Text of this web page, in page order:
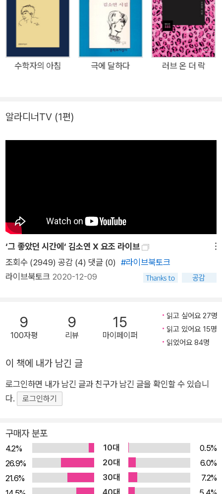
그 간격은 몇십 센티미터가
몇억 광년과 다름이 없다
그래도 수백 년을 더
뿌리에게 뿌리로
'플랜트?' 하고 물으면
있는 데 비하면 비교적 짧은 만 3년의 시간을 총 5부 49편의 시
에 촘촘히 새기고 있는 이번 시집에서, 김소연은 삶이 품은 진실,
이른바 마음이 몰랐거나 마음이 모른 척했던 삶의 연유들을 적실
한 한 마디 한 마디로 노래한다. 슬픔으로 시작되었으나 슬픔으로
끝나지 않는 노래, 때로 사람이 아니기를 원하지만 끝내 사람으로
을 잃어버린 늙은 여가수의 목소리를 움켜쥐노니 부드럽고 미끄
일렁이다 바깥으로 흘러넘치는 노래라고 한다면, 시집 『눈물이라
는 뼈』는 그 마음이 저지른 일을 마음으로 들여다보고 이해해가
는 과정을 그리는 데 전력을 다하고 있다. 이는 “별이 유독 뾰족
해지는 밤”(「위로」)과 “귀가 백만 개의 잎사귀로 태어나는 새
벽”(「침묵 바이러스」)에 깨어 있는 이 시인에게만 허락된 특별한
대한 고요”(「한 개의 여름을 위하여」) 속에서 말의 무력함을 깨닫
고 침묵을 택한 시인은, 뜨거운 신열을 앓는 중에도 세상을 향해
온몸의 감각을 깨워놓고 “위로합니다 긴 밤을 꼬박 앉아서”(「그
럼 쓰디쓴 고백들”(「폭설의 이유」)에 금방이라도 찢길 듯 활짝 열
리고, “밤새 흘러내린 눈물로 마당이 파이기 시작하면, 바람은 사
라지고, 새로운 돌부리들이 죽순처럼 쑥쑥 마당을 뚫고 올
의 내력과 “죽일 수도 때릴 수도 없었던/당신의 열렬함과 통
증”(「명왕성으로」)에 공명하게 된다. 이렇게 김소연의 시/시인은
“타인의 상처”와 놀면서(「유리 이마」) 한껏 장단을 맞추다가도
“몸 가누기 고달픈 어떤 때에/실컷 좀 울어볼까 한다”(「너무 늦지
수학자의 아침 극에 달하다 러브 온 더 락
알라디너TV (1편)
‘그 좋았던 시간에‘ 김소연 X 요조 라이브
조회수 (2949) 공감 (4) 댓글 (0) #라이브북토크
라이브북토크 2020-12-09
9
100자평
9
리뷰
15
마이페이퍼
읽고 싶어요 27명
읽고 있어요 15명
읽었어요 84명
이 책에 내가 남긴 글
로그인하면 내가 남긴 글과 친구가 남긴 글을 확인할 수 있습니
다.
로그인하기
구매자 분포
4.2% 10대
0.5%
26.9%
20대
6.0%
21.6%
30대
7.2%
40대